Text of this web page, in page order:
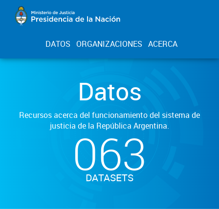
DATOS ORGANIZACIONES ACERCA
Datos
Recursos acerca del funcionamiento del sistema de
justicia de la República Argentina.
063
DATASETS